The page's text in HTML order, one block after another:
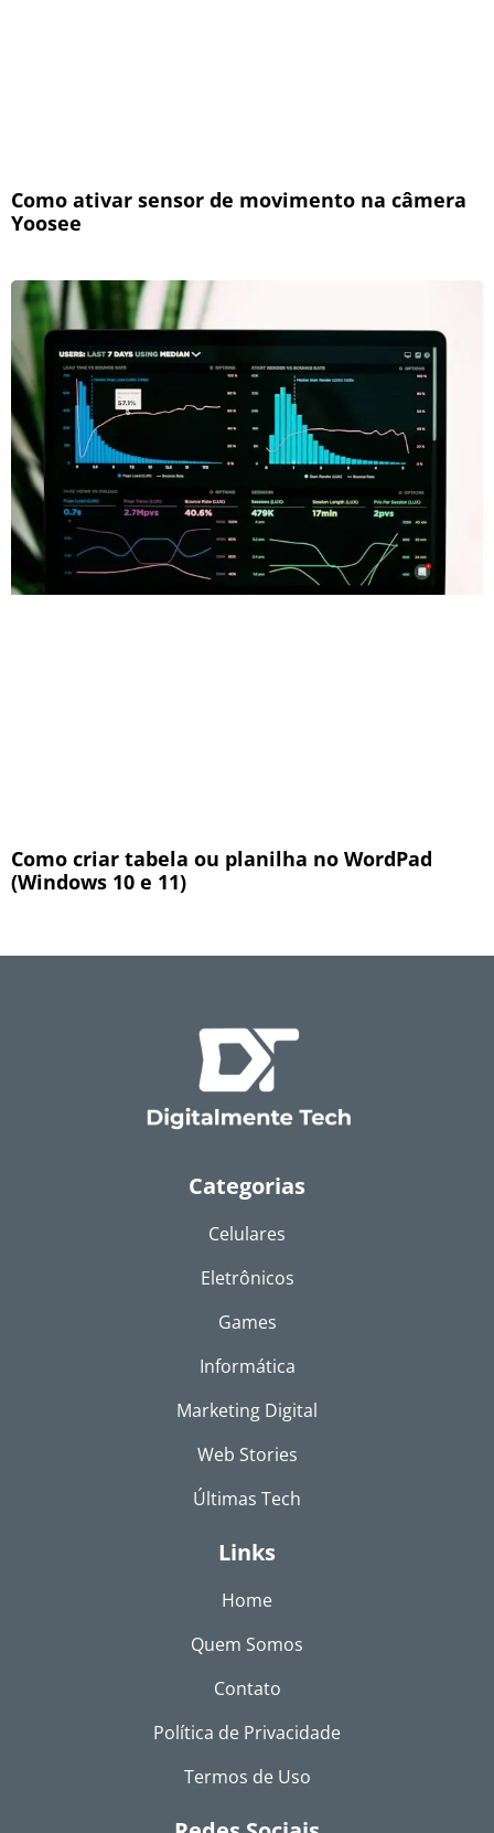
Como ativar sensor de movimento na câmera
Yoosee
Como criar tabela ou planilha no WordPad
(Windows 10 e 11)
Categorias
Celulares
Eletrônicos
Games
Informática
Marketing Digital
Web Stories
Últimas Tech
Links
Home
Quem Somos
Contato
Política de Privacidade
Termos de Uso